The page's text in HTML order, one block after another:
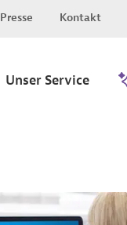
Presse Kontakt
Unser Service